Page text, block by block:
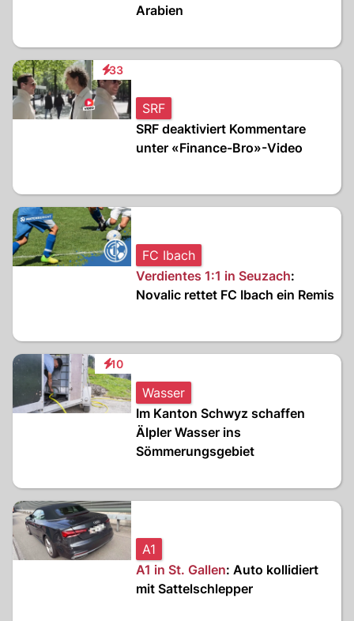
Arabien
33
Interaktionen
SRF
SRF deaktiviert Kommentare
unter «Finance-Bro»-Video
FC Ibach
Verdientes 1:1 in Seuzach:
Novalic rettet FC Ibach ein Remis
10
Interaktionen
Wasser
Im Kanton Schwyz schaffen
Älpler Wasser ins
Sömmerungsgebiet
A1
A1 in St. Gallen: Auto kollidiert
mit Sattelschlepper